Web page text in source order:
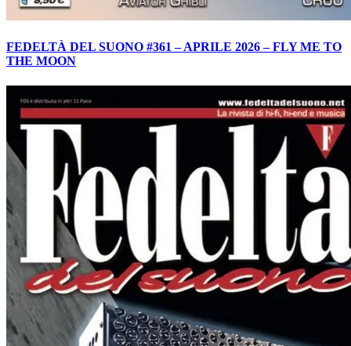
FEDELTÀ DEL SUONO #361 – APRILE 2026 – FLY ME TO
THE MOON